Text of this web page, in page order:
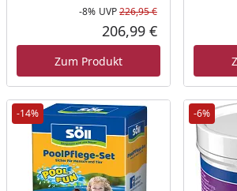
Rabatt in
-8% UVP226,95 €
Aktueller Preis
206,99 €
Zum Produkt
-14% -6%